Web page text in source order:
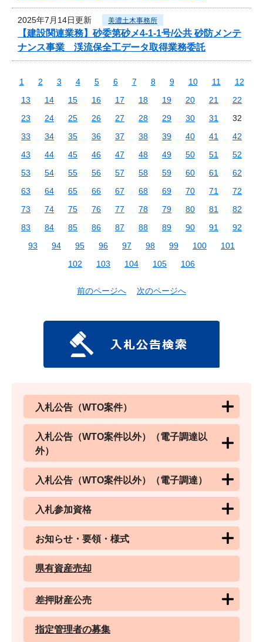
2025年7月14日更新 美濃土木事務所
【建設関連業務】砂委第砂メ4-1-1号/公共 砂防メンテ
ナンス事業 渓流保全工データ取得業務委託
1 2 3 4 5 6 7 8 9 10 11
12
13
14 15 16 17 18 19 20 21
22
23
24 25 26 27 28 29 30 31
32
33
34 35 36 37 38 39 40 41
42
43
44 45 46 47 48 49 50 51
52
53
54 55 56 57 58 59 60 61
62
63
64 65 66 67 68 69 70 71
72
73
74 75 76 77 78 79 80 81
82
83
84 85 86 87 88 89 90 91
92
93
94 95 96 97 98 99 100
101
102
103 104 105 106
前のページへ 次のページへ
入札公告（WTO案件）
入札公告（WTO案件以外）（電子調達以
外）
入札公告（WTO案件以外）（電子調達）
入札参加資格
お知らせ・要領・様式
県有資産売却
差押財産公売
指定管理者の募集